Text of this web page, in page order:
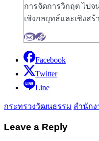
การจัดการวิกฤต ไปจ
เชิงกลยุทธ์และเชิงสร้
Facebook
Twitter
Line
กระทรวงวัฒนธรรม สำนัก
Leave a Reply